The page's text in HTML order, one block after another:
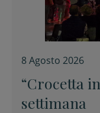
8 Agosto 2026
“Crocetta
settimana